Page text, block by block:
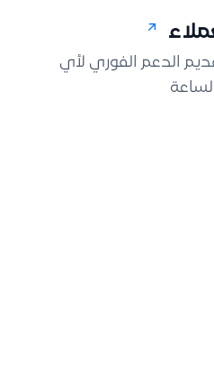
الدعم الفوري لأي